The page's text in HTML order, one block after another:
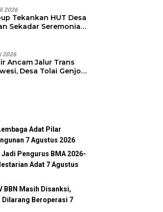
2026
Tekankan HUT Desa
Sekadar Seremonial,
2026
Ancam Jalur Trans
Desa Tolai Genjot
Adat Pilar
7 Agustus 2026
Jadi Pengurus BMA 2026-
Adat 7 Agustus
BBN Masih Disanksi,
Dilarang Beroperasi 7